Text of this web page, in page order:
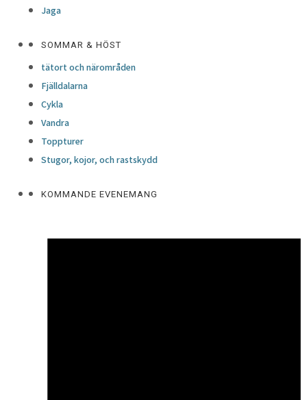
Jaga
SOMMAR & HÖST
tätort och närområden
Fjälldalarna
Cykla
Vandra
Toppturer
Stugor, kojor, och rastskydd
KOMMANDE EVENEMANG